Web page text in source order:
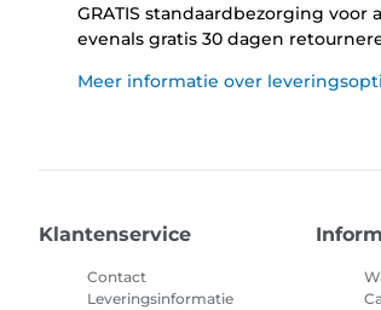
GRATIS standaardbezorging voor
evenals gratis 30 dagen
Meer informatie over
Klantenservice
Contact
Leveringsinformatie